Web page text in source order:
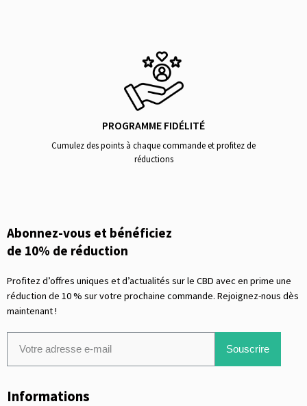
PROGRAMME FIDÉLITÉ
Cumulez des points à chaque commande et profitez de
réductions
Abonnez-vous et bénéficiez
de 10% de réduction
Profitez d’offres uniques et d’actualités sur le CBD avec en prime une
réduction de 10 % sur votre prochaine commande. Rejoignez-nous dès
maintenant !
Souscrire
Informations